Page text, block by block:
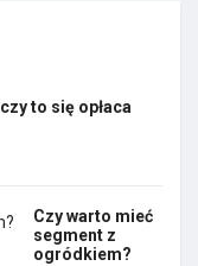
to się opłaca
Czy warto mieć
segment z
ogródkiem?